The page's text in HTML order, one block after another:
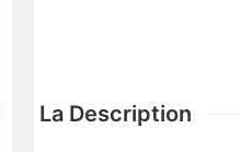
La Description